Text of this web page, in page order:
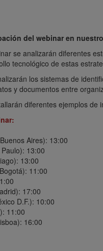
del webinar en
se analizarán diferentes
tecnológico de estas
los sistemas de
y documentos entre
diferentes ejemplos
Aires): 13:00
13:00
13:00
11:00
17:00
D.F.): 10:00
11:00
16:00